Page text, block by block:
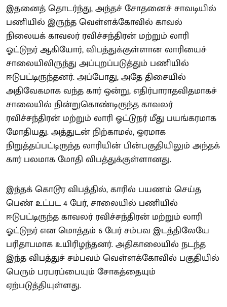
இதனைத் தொடர்ந்து, அந்தச் சோதனைச் சாவடியில்
பணியில் இருந்த வெள்ளக்கோவில் காவல்
நிலையக் காவலர் ரவிச்சந்திரன் மற்றும் லாரி
ஓட்டுநர் ஆகியோர், விபத்துக்குள்ளான லாரியைச்
சாலையிலிருந்து அப்புறப்படுத்தும் பணியில்
ஈடுபட்டிருந்தனர். அப்போது, அதே திசையில்
அதிவேகமாக வந்த கார் ஒன்று, எதிர்பாராதவிதமாகச்
சாலையில் நின்றுகொண்டிருந்த காவலர்
ரவிச்சந்திரன் மற்றும் லாரி ஓட்டுநர் மீது பயங்கரமாக
மோதியது. அத்துடன் நிற்காமல், ஓரமாக
நிறுத்தப்பட்டிருந்த லாரியின் பின்பகுதியிலும் அந்தக்
கார் பலமாக மோதி விபத்துக்குள்ளானது.
இந்தக் கொடூர விபத்தில், காரில் பயணம் செய்த
பெண் உட்பட 4 பேர், சாலையில் பணியில்
ஈடுபட்டிருந்த காவலர் ரவிச்சந்திரன் மற்றும் லாரி
ஓட்டுநர் என மொத்தம் 6 பேர் சம்பவ இடத்திலேயே
பரிதாபமாக உயிரிழந்தனர். அதிகாலையில் நடந்த
இந்த விபத்துச் சம்பவம் வெள்ளக்கோவில் பகுதியில்
பெரும் பரபரப்பையும் சோகத்தையும்
ஏற்படுத்தியுள்ளது.